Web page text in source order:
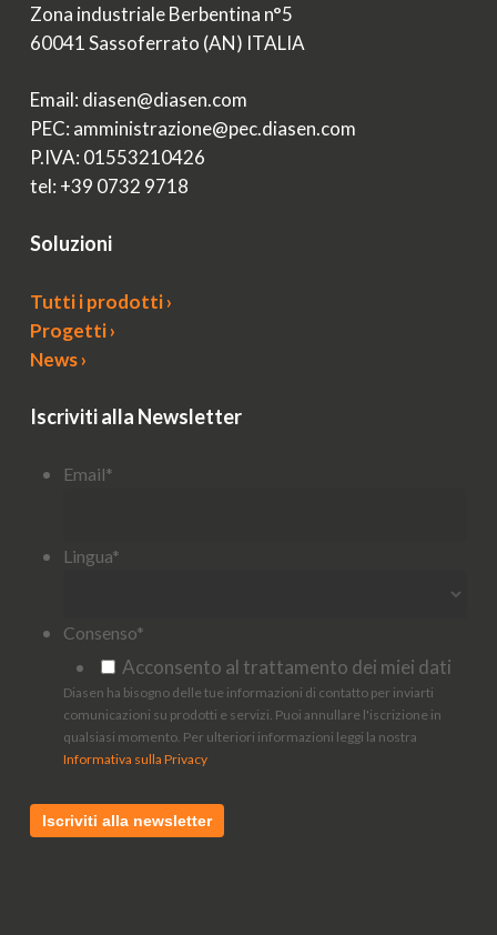
Zona industriale Berbentina n°5
60041 Sassoferrato (AN) ITALIA
Email: diasen@diasen.com
PEC: amministrazione@pec.diasen.com
P.IVA: 01553210426
tel: +39 0732 9718
Soluzioni
Tutti i prodotti ›
Progetti ›
News ›
Iscriviti alla Newsletter
Email*
Lingua*
Consenso*
Acconsento al trattamento dei miei dati
Diasen ha bisogno delle tue informazioni di contatto per inviarti
comunicazioni su prodotti e servizi. Puoi annullare l'iscrizione in
qualsiasi momento. Per ulteriori informazioni leggi la nostra
Informativa sulla Privacy